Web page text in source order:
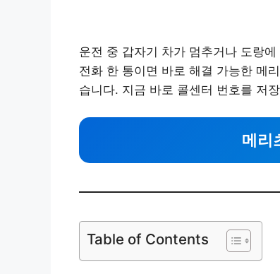
운전 중 갑자기 차가 멈추거나 도랑
전화 한 통이면 바로 해결 가능한 메
습니다. 지금 바로 콜센터 번호를 저
메리
Table of Contents